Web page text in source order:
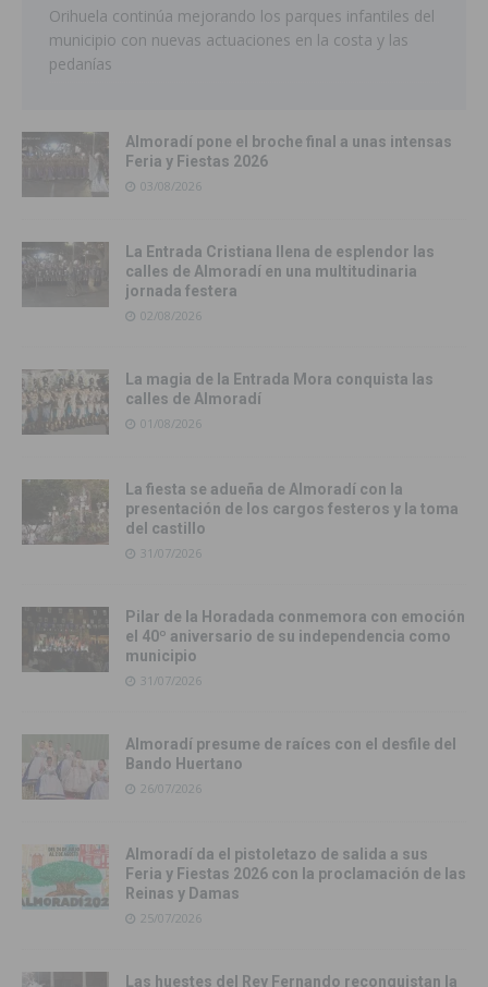
Orihuela continúa mejorando los parques infantiles del
municipio con nuevas actuaciones en la costa y las
pedanías
Almoradí pone el broche final a unas intensas
Feria y Fiestas 2026
03/08/2026
La Entrada Cristiana llena de esplendor las
calles de Almoradí en una multitudinaria
jornada festera
02/08/2026
La magia de la Entrada Mora conquista las
calles de Almoradí
01/08/2026
La fiesta se adueña de Almoradí con la
presentación de los cargos festeros y la toma
del castillo
31/07/2026
Pilar de la Horadada conmemora con emoción
el 40º aniversario de su independencia como
municipio
31/07/2026
Almoradí presume de raíces con el desfile del
Bando Huertano
26/07/2026
Almoradí da el pistoletazo de salida a sus
Feria y Fiestas 2026 con la proclamación de las
Reinas y Damas
25/07/2026
Las huestes del Rey Fernando reconquistan la